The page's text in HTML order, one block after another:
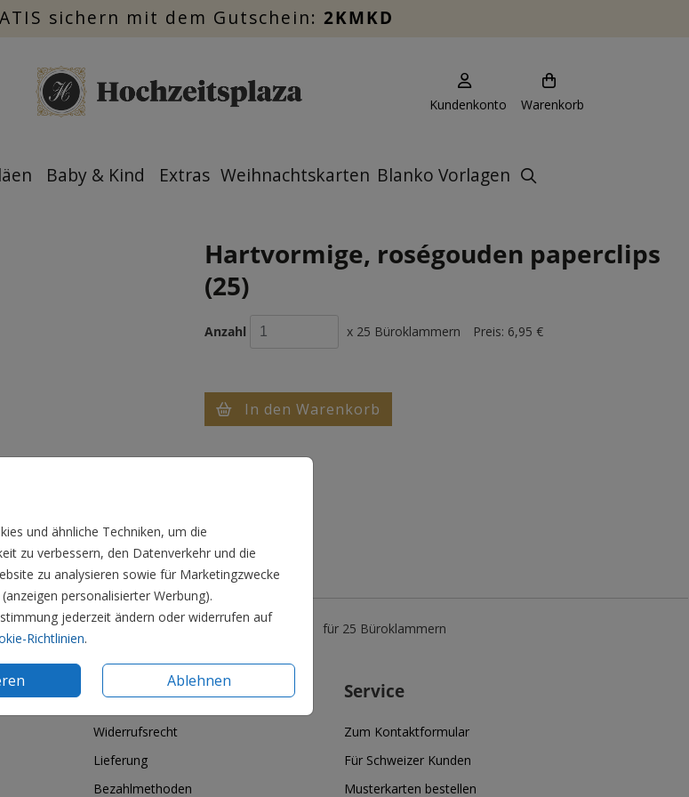
sichern mit dem Gutschein: 2KMKD
Kundenkonto Warenkorb
Baby & Kind Extras Weihnachtskarten Blanko Vorlagen
und ähnliche Techniken, um die
zu verbessern, den Datenverkehr und die
zu analysieren sowie für Marketingzwecke
personalisierter Werbung).
jederzeit ändern oder widerrufen auf
Richtlinien.
Ablehnen
Hartvormige, roségouden paperclips
(25)
Anzahl x 25 Büroklammern Preis: 6,95 €
In den Warenkorb
Preis:6,95 € für 25 Büroklammern
Informationen
Widerrufsrecht
Lieferung
Bezahlmethoden
Service
Zum Kontaktformular
Für Schweizer Kunden
Musterkarten bestellen